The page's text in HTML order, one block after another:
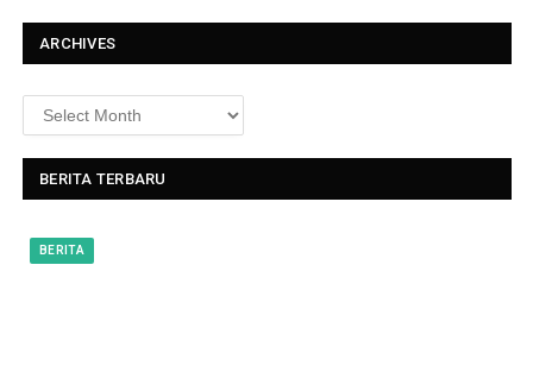
ARCHIVES
BERITA TERBARU
BERITA